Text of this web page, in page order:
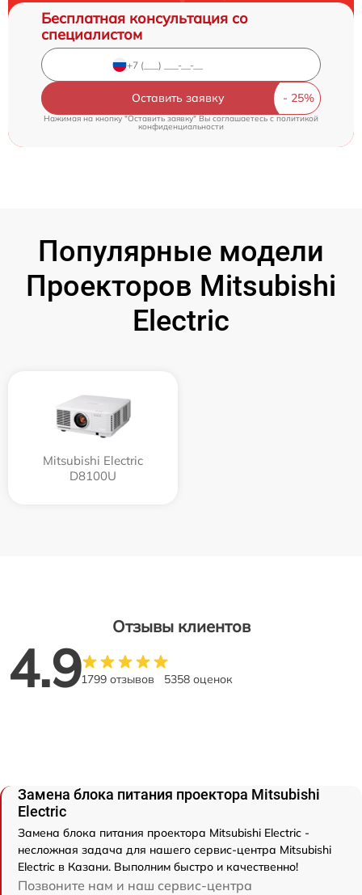
Бесплатная консультация со
специалистом
Оставить заявку
Нажимая на кнопку "Оставить заявку" Вы соглашаетесь c политикой
конфиденциальности
Популярные модели
Проекторов Mitsubishi
Electric
Mitsubishi Electric
D8100U
Отзывы клиентов
4.91799 отзывов 5358 оценок
Замена блока питания проектора Mitsubishi
Electric
Замена блока питания проектора Mitsubishi Electric -
несложная задача для нашего сервис-центра Mitsubishi
Electric в Казани. Выполним быстро и качественно!
Позвоните нам и наш сервис-центра